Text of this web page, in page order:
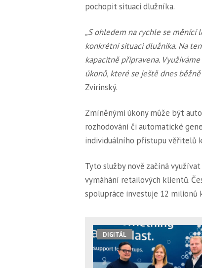
pochopit situaci dlužníka.
„S ohledem na rychle se měnící
konkrétní situaci dlužníka. Na
kapacitně připravena.
úkonů, které se ještě dnes
Zvirinský.
Zmíněnými úkony může být
rozhodování či automatické
individuálního přístupu věřitelů
Tyto služby nově začíná
vymáhání retailových klientů.
spolupráce investuje 12 milionů
DIGITÁL